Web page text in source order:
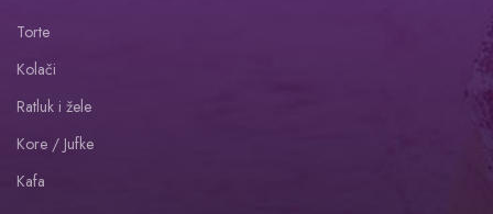
Torte
Kolači
Ratluk i žele
Kore / Jufke
Kafa